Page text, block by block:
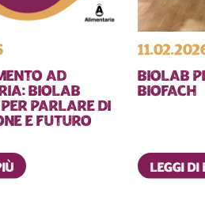
ad
Biolab
per parlare di
e futuro
Biolab
Biofach
Leggi di